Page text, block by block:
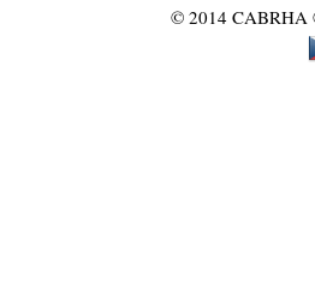
© 2014 CABRHA